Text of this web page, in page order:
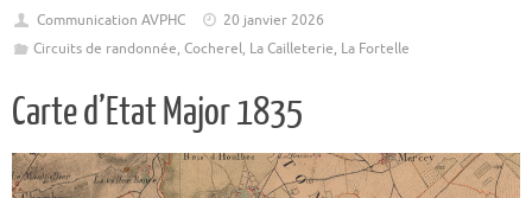
Communication AVPHC
20 janvier 2026
Circuits de randonnée, Cocherel, La Cailleterie, La Fortelle
Carte d’Etat Major 1835